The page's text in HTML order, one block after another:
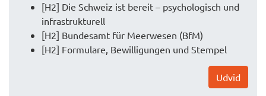
[H2] Die Schweiz ist bereit – psychologisch und
infrastrukturell
[H2] Bundesamt für Meerwesen (BfM)
[H2] Formulare, Bewilligungen und Stempel
Udvid